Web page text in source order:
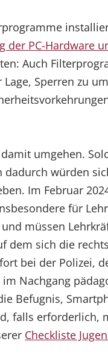
der PC-Hardware
Auch
Sperren zu
umgehen.
würden
Im Februar
für
müssen
dem sich die
bei der Polizei,
Nachgang
Befugnis,
falls erforderlich,
Checkliste